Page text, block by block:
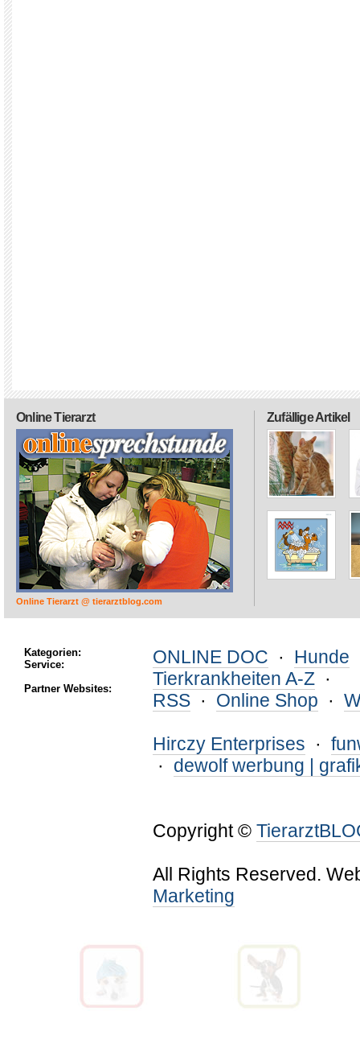
Zufällige Artikel
Online Tierarzt
Online Tierarzt @ tierarztblog.com
Kategorien:
Service:
Partner Websites:
ONLINE DOC · Hunde
Tierkrankheiten A-Z ·
RSS · Online Shop ·
Hirczy Enterprises ·
· dewolf werbung |
Copyright ©
All Rights Reserved.
Marketing